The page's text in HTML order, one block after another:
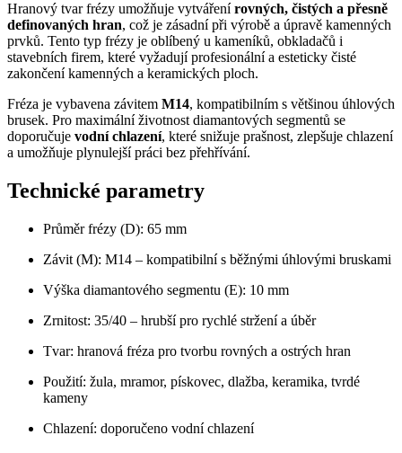
Hranový tvar frézy umožňuje vytvářenírovných, čistých a přesně
definovaných hran, což je zásadní při výrobě a úpravě kamenných
prvků. Tento typ frézy je oblíbený u kameníků, obkladačů i
stavebních firem, které vyžadují profesionální a esteticky čisté
zakončení kamenných a keramických ploch.
Fréza je vybavena závitem M14, kompatibilním s většinou úhlových
brusek. Pro maximální životnost diamantových segmentů se
doporučuje vodní chlazení, které snižuje prašnost, zlepšuje chlazení
a umožňuje plynulejší práci bez přehřívání.
Technické parametry
Průměr frézy (D): 65 mm
Závit (M): M14 – kompatibilní s běžnými úhlovými bruskami
Výška diamantového segmentu (E): 10 mm
Zrnitost: 35/40 – hrubší pro rychlé stržení a úběr
Tvar: hranová fréza pro tvorbu rovných a ostrých hran
Použití: žula, mramor, pískovec, dlažba, keramika, tvrdé
kameny
Chlazení: doporučeno vodní chlazení